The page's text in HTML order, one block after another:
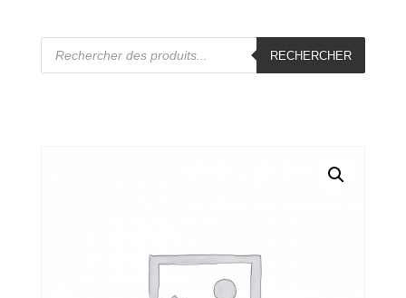
Recherche
RECHERCHER